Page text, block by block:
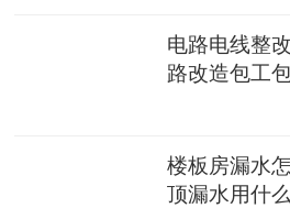
电路电线整
路改造包工
楼板房漏水
顶漏水用什